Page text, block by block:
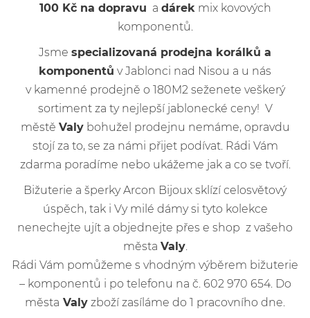
100 Kč na dopravu a dárek mix kovových
komponentů.
Jsme specializovaná prodejna korálků a
komponentů v Jablonci nad Nisou a u nás
v kamenné prodejně o 180M2 seženete veškerý
sortiment za ty nejlepší jablonecké ceny! V
městě Valybohužel prodejnu nemáme, opravdu
stojí za to, se za námi přijet podívat. Rádi Vám
zdarma poradíme nebo ukážeme jak a co se tvoří.
Bižuterie a šperky Arcon Bijoux sklízí celosvětový
úspěch, tak i Vy milé dámy si tyto kolekce
nenechejte ujít a objednejte přes e shop z vašeho
města Valy.
Rádi Vám pomůžeme s vhodným výběrem bižuterie
– komponentů i po telefonu na č. 602 970 654. Do
města Valy zboží zasíláme do 1 pracovního dne.